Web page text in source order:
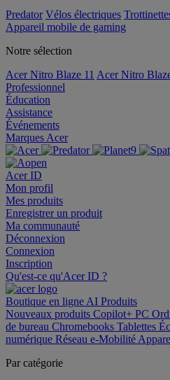
Predator Vélos électriques
Appareil mobile de gaming
Notre sélection
Acer Nitro Blaze 11 Acer Nitro
Professionnel
Éducation
Assistance
Événements
Marques Acer
Acer ID
Mon profil
Mes produits
Enregistrer un produit
Ma communauté
Déconnexion
Connexion
Inscription
Qu'est-ce qu'Acer ID ?
Boutique en ligne AI Produits
Nouveaux produits Copilot+ PC
de bureau Chromebooks Tablettes
numérique Réseau e-Mobilité
Par catégorie